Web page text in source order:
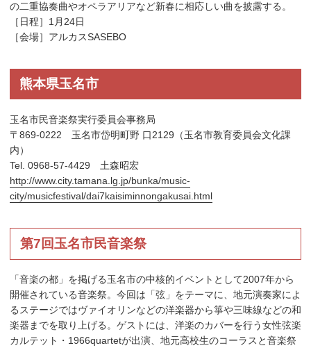
の二重協奏曲やオペラアリアなど新春に相応しい曲を披露する。
［日程］1月24日
［会場］アルカスSASEBO
熊本県玉名市
玉名市民音楽祭実行委員会事務局
〒869-0222 玉名市岱明町野 口2129（玉名市教育委員会文化課
内）
Tel. 0968-57-4429 土森昭宏
http://www.city.tamana.lg.jp/bunka/music-
city/musicfestival/dai7kaisiminnongakusai.html
第7回玉名市民音楽祭
「音楽の都」を掲げる玉名市の中核的イベントとして2007年から
開催されている音楽祭。今回は「弦」をテーマに、地元演奏家によ
るステージではヴァイオリンなどの洋楽器から箏や三味線などの和
楽器までを取り上げる。ゲストには、洋楽のカバーを行う女性弦楽
カルテット・1966quartetが出演、地元高校生のコーラスと音楽祭